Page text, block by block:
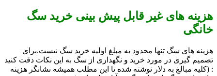
هزینه های غیر قابل پیش بینی خرید سگ
خانگی
هزینه های سگ تنها محدود به مبلغ اولیه خرید سگ نیست.برای
تصمیم گیری در مورد خرید و نگهداری از سگ به این نکات دقت کنید
: (کلیه مبالغ به دلار نوشته شده تا این مطلب همیشه نشانگر هزینه